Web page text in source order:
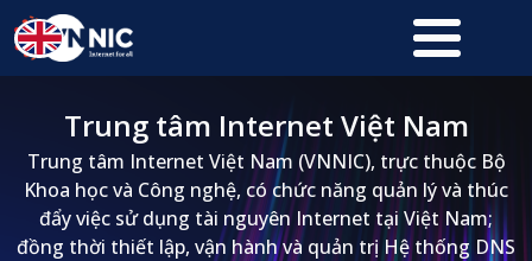
Nhảy đến nội dung
Trung tâm Internet Việt Nam
Trung tâm Internet Việt Nam (VNNIC), trực thuộc Bộ
Khoa học và Công nghệ, có chức năng quản lý và thúc
đẩy việc sử dụng tài nguyên Internet tại Việt Nam;
đồng thời thiết lập, vận hành và quản trị Hệ thống DNS